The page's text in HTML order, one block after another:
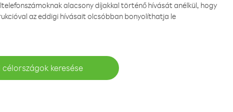
alacsony díjakkal történő hívását anélkül, hogy
az eddigi hívásait olcsóbban bonyolíthatja le
keresése